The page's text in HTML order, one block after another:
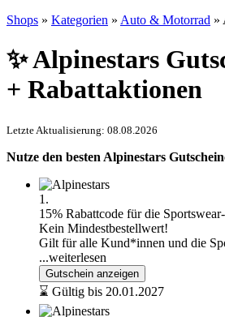
Shops » Kategorien » Auto & Motorrad »
✨ Alpinestars
+ Rabattaktionen
Letzte Aktualisierung: 08.08.2026
Nutze den besten Alpinestars
1.
15% Rabattcode für die
Kein Mindestbestellwert!
Gilt für alle Kund*innen und die
...weiterlesen
Gutschein anzeigen
⌛ Gültig bis 20.01.2027